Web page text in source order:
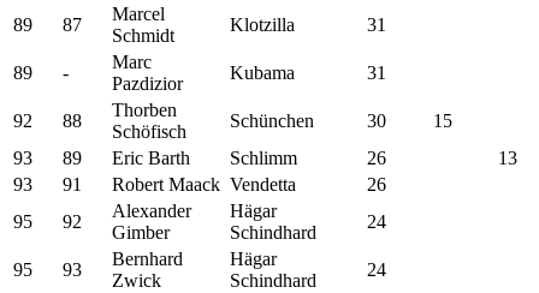
89 87
Marcel
Schmidt
Klotzilla 31
89 -
Marc
Pazdizior
Kubama 31
92 88
Thorben
Schöfisch
Schünchen 30
15
93
89 Eric Barth Schlimm 26
13
93
91 Robert Maack Vendetta
26
95
92
Alexander
Gimber
Hägar
Schindhard
24
95 93
Bernhard
Zwick
Hägar
Schindhard
24